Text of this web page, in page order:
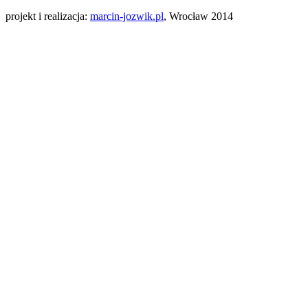
projekt i realizacja: marcin-jozwik.pl, Wrocław 2014